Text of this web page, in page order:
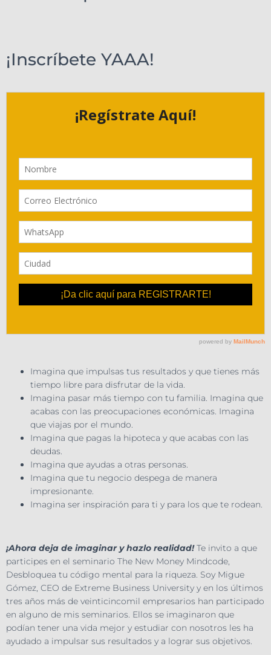
¡Inscríbete YAAA!
Imagina que impulsas tus resultados y que tienes más
tiempo libre para disfrutar de la vida.
Imagina pasar más tiempo con tu familia. Imagina que
acabas con las preocupaciones económicas. Imagina
que viajas por el mundo.
Imagina que pagas la hipoteca y que acabas con las
deudas.
Imagina que ayudas a otras personas.
Imagina que tu negocio despega de manera
impresionante.
Imagina ser inspiración para ti y para los que te rodean.
¡Ahora deja de imaginar y hazlo realidad! Te invito a que
participes en el seminario The New Money Mindcode,
Desbloquea tu código mental para la riqueza. Soy Migue
Gómez, CEO de Extreme Business University y en los últimos
tres años más de veinticincomil empresarios han participado
en alguno de mis seminarios. Ellos se imaginaron que
podían tener una vida mejor y estudiar con nosotros les ha
ayudado a impulsar sus resultados y a lograr sus objetivos.